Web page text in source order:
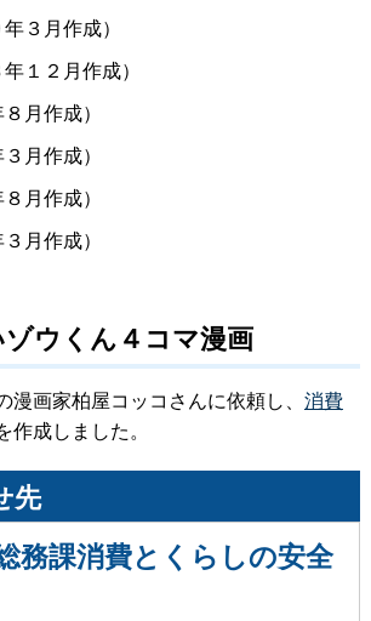
３月作成）
年１２月作成）
月作成）
月作成）
月作成）
月作成）
ウくん４コマ漫画
画家柏屋コッコさんに依頼し、 消費
作成しました。
先
務課消費とくらしの安全